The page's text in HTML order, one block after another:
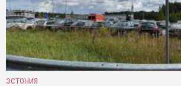
ЭСТОНИЯ